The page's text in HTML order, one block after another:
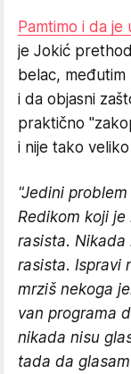
Pamtimo i da
je Jokić
belac,
i da objasni
praktično
i nije tako
"Jedini
Redikom koji
rasista. Nikada
rasista. Ispravi
mrziš nekoga
van programa
nikada nisu
tada da